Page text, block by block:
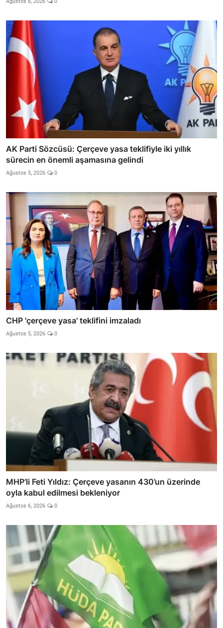
AK Parti Sözcüsü: Çerçeve yasa teklifiyle iki yıllık
sürecin en önemli aşamasına gelindi
Ağustos 5, 2026 0
CHP 'çerçeve yasa' teklifini imzaladı
Ağustos 5, 2026 0
MHP’li Feti Yıldız: Çerçeve yasanın 430’un üzerinde
oyla kabul edilmesi bekleniyor
Ağustos 6, 2026 0